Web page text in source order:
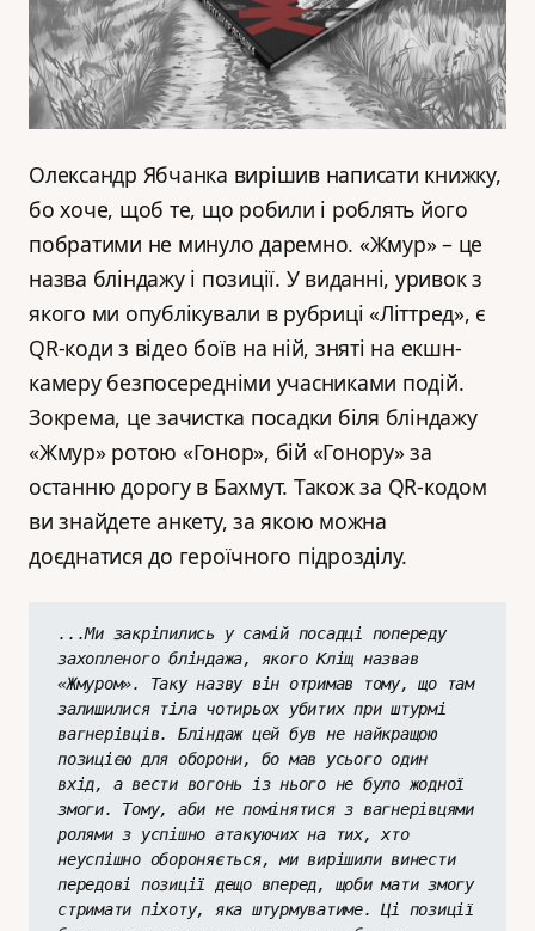
Олександр Ябчанка вирішив написати книжку,
бо хоче, щоб те, що робили і роблять його
побратими не минуло даремно. «Жмур» – це
назва бліндажу і позиції. У виданні, уривок з
якого ми опублікували в рубриці «Літтред», є
QR-коди з відео боїв на ній, зняті на екшн-
камеру безпосередніми учасниками подій.
Зокрема, це зачистка посадки біля бліндажу
«Жмур» ротою «Гонор», бій «Гонору» за
останню дорогу в Бахмут. Також за QR-кодом
ви знайдете анкету, за якою можна
доєднатися до героїчного підрозділу.
...Ми закріпились у самій посадці попереду
захопленого бліндажа, якого Кліщ назвав
«Жмуром». Таку назву він отримав тому, що там
залишилися тіла чотирьох убитих при штурмі
вагнерівців. Бліндаж цей був не найкращою
позицією для оборони, бо мав усього один
вхід, а вести вогонь із нього не було жодної
змоги. Тому, аби не помінятися з вагнерівцями
ролями з успішно атакуючих на тих, хто
неуспішно обороняється, ми вирішили винести
передові позиції дещо вперед, щоби мати змогу
стримати піхоту, яка штурмуватиме. Ці позиції